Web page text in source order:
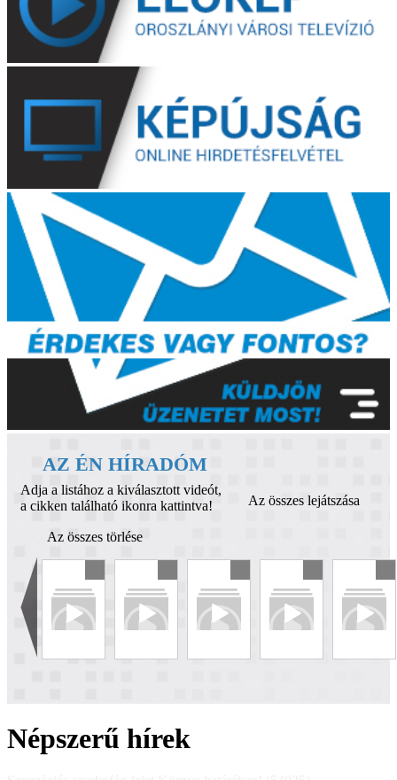
AZ ÉN HÍRADÓM
Adja a listához a kiválasztott videót,
a cikken található ikonra kattintva!
Az összes lejátszása
Az összes törlése
Népszerű hírek